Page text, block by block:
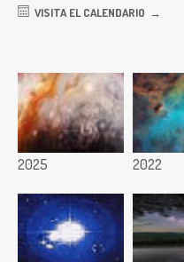
VISITA EL CALENDARIO
2025 2022